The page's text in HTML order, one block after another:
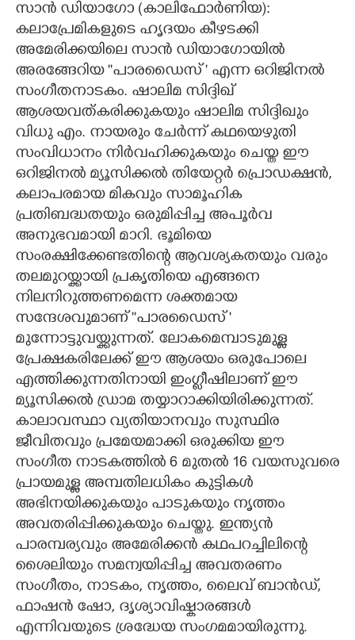
CARTOONS
LITERATURE
CONTACT US
സാൻ ഡിയാഗോ (കാലിഫോർണിയ):
കലാപ്രേമികളുടെ ഹൃദയം കീഴടക്കി
അമേരിക്കയിലെ സാൻ ഡിയാഗോയിൽ
അരങ്ങേറിയ ''പാരഡൈസ് " എന്ന ഒറിജിനൽ
സംഗീതനാടകം. ഷാലിമ സിദ്ദിഖ്
ആശയവത്കരിക്കുകയും ഷാലിമ സിദ്ദിഖും
വിധു എം. നായരും ചേർന്ന് കഥയെഴുതി
സംവിധാനം നിർവഹിക്കുകയും ചെയ്ത ഈ
ഒറിജിനൽ മ്യൂസിക്കൽ തിയേറ്റർ പ്രൊഡക്ഷൻ,
കലാപരമായ മികവും സാമൂഹിക
പ്രതിബദ്ധതയും ഒരുമിപ്പിച്ച അപൂർവ
അനുഭവമായി മാറി. ഭൂമിയെ
സംരക്ഷിക്കേണ്ടതിന്റെ ആവശ്യകതയും വരും
തലമുറയ്ക്കായി പ്രകൃതിയെ എങ്ങനെ
നിലനിറുത്തണമെന്ന ശക്തമായ
സന്ദേശവുമാണ് ''പാരഡൈസ് "
മുന്നോട്ടുവയ്ക്കുന്നത്. ലോകമെമ്പാടുമുള്ള
പ്രേക്ഷകരിലേക്ക് ഈ ആശയം ഒരുപോലെ
എത്തിക്കുന്നതിനായി ഇംഗ്ലീഷിലാണ് ഈ
മ്യൂസിക്കൽ ഡ്രാമ തയ്യാറാക്കിയിരിക്കുന്നത്.
കാലാവസ്ഥാ വ്യതിയാനവും സുസ്ഥിര
ജീവിതവും പ്രമേയമാക്കി ഒരുക്കിയ ഈ
സംഗീത നാടകത്തിൽ 6 മുതൽ 16 വയസുവരെ
പ്രായമുള്ള അമ്പതിലധികം കുട്ടികൾ
അഭിനയിക്കുകയും പാടുകയും നൃത്തം
അവതരിപ്പിക്കുകയും ചെയ്തു. ഇന്ത്യൻ
പാരമ്പര്യവും അമേരിക്കൻ കഥപറച്ചിലിന്റെ
ശൈലിയും സമന്വയിപ്പിച്ച അവതരണം
സംഗീതം, നാടകം, നൃത്തം, ലൈവ് ബാൻഡ്,
ഫാഷൻ ഷോ, ദൃശ്യാവിഷ്കാരങ്ങൾ
എന്നിവയുടെ ശ്രദ്ധേയ സംഗമമായിരുന്നു.